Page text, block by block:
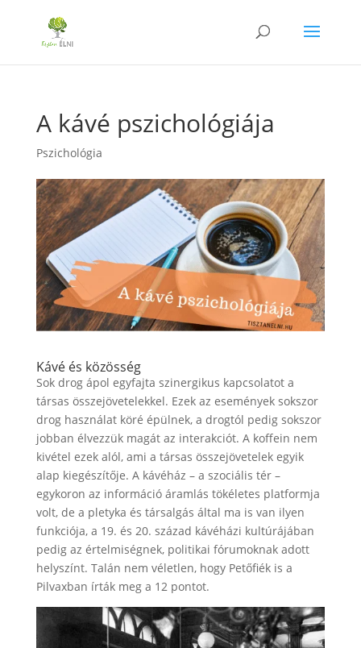
A kávé pszichológiája
Pszichológia
Kávé és közösség
Sok drog ápol egyfajta szinergikus kapcsolatot a
társas összejövetelekkel. Ezek az események sokszor
drog használat köré épülnek, a drogtól pedig sokszor
jobban élvezzük magát az interakciót. A koffein nem
kivétel ezek alól, ami a társas összejövetelek egyik
alap kiegészítője. A kávéház – a szociális tér –
egykoron az információ áramlás tökéletes platformja
volt, de a pletyka és társalgás által ma is van ilyen
funkciója, a 19. és 20. század kávéházi kultúrájában
pedig az értelmiségnek, politikai fórumoknak adott
helyszínt. Talán nem véletlen, hogy Petőfiék is a
Pilvaxban írták meg a 12 pontot.